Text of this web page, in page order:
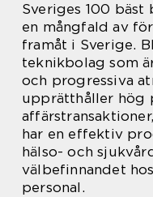
Sveriges 100
en mångfald av
framåt i Sverige.
teknikbolag som
och progressiva
upprätthåller hög
har en effektiv
hälso- och
välbefinnandet
personal.